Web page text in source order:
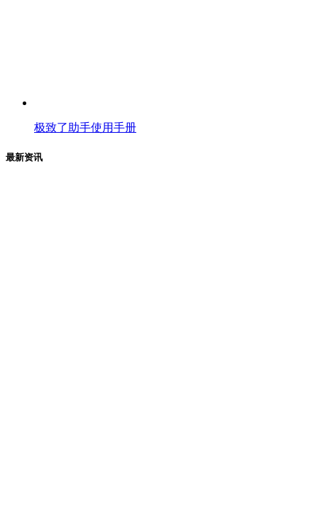
极致了助手使用手册
最新资讯